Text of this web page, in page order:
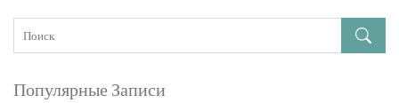
Популярные Записи